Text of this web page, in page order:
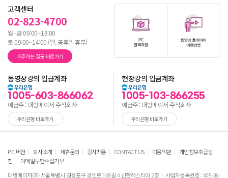
고객센터
02-823-4700
월~금 09:00~18:00
토 09:00~14:00 (일, 공휴일 휴무)
자주하는 질문 바로가기
동영상강의 입급계좌
1005-603-866062
예금주 : 대방메이저 주식회사
우리은행 바로가기
현장강의 입금계좌
1005-103-866255
예금주 : 대방메이저 주식회사
우리은행 바로가기
PC 버전 | 회사소개 | 제휴문의 | 강사채용 | CONTACT US | 이용약관 | 개인정보취급방
침 | 이메일무단수집거부
대방메이저(주) 서울특별시 영등포구 경인로 108길 4 신한헤스티아 2층
사업자등록번호 : 405-86-